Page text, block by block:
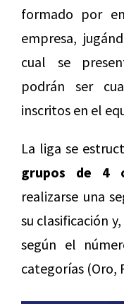
formado por
empresa,
cual se
podrán ser
inscritos en el
La liga se
grupos de 4
realizarse una
su clasificación
según el
categorías (Oro,